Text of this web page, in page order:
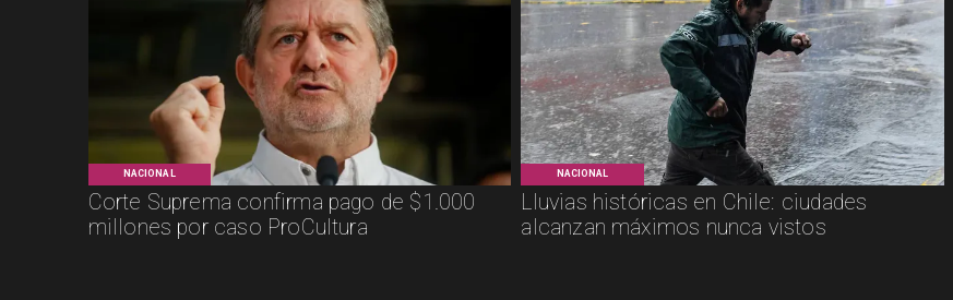
NACIONAL
Corte Suprema confirma pago de $1.000
millones por caso ProCultura
NACIONAL
Lluvias históricas en Chile: ciudades
alcanzan máximos nunca vistos